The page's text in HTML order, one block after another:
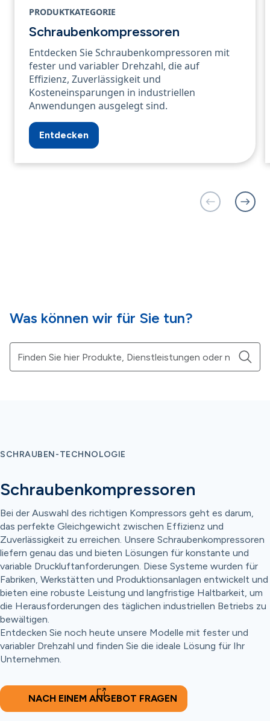
PRODUKTKATEGORIE
Schraubenkompressoren
Entdecken Sie Schraubenkompressoren mit
fester und variabler Drehzahl, die auf
Effizienz, Zuverlässigkeit und
Kosteneinsparungen in industriellen
Anwendungen ausgelegt sind.
Entdecken
Was können wir für Sie tun?
SCHRAUBEN-TECHNOLOGIE
Schraubenkompressoren
Bei der Auswahl des richtigen Kompressors geht es darum,
das perfekte Gleichgewicht zwischen Effizienz und
Zuverlässigkeit zu erreichen. Unsere Schraubenkompressoren
liefern genau das und bieten Lösungen für konstante und
variable Druckluftanforderungen. Diese Systeme wurden für
Fabriken, Werkstätten und Produktionsanlagen entwickelt und
bieten eine robuste Leistung und langfristige Haltbarkeit, um
die Herausforderungen des täglichen industriellen Betriebs zu
bewältigen.
Entdecken Sie noch heute unsere Modelle mit fester und
variabler Drehzahl und finden Sie die ideale Lösung für Ihr
Unternehmen.
NACH EINEM ANGEBOT FRAGEN